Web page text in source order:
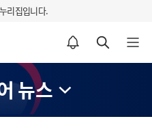
리집입니다.
알림설정 바로가기 검색 바로가기 메뉴 열기
뉴스